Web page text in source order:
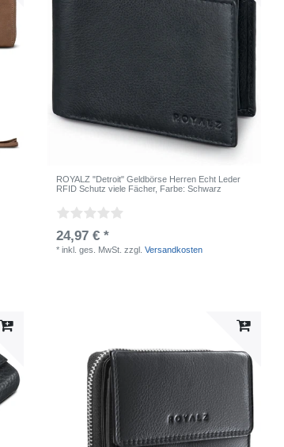
ROYALZ "Detroit" Geldbörse Herren Echt Leder
RFID Schutz viele Fächer, Farbe: Schwarz
24,97 € *
*inkl. ges. MwSt. zzgl.Versandkosten